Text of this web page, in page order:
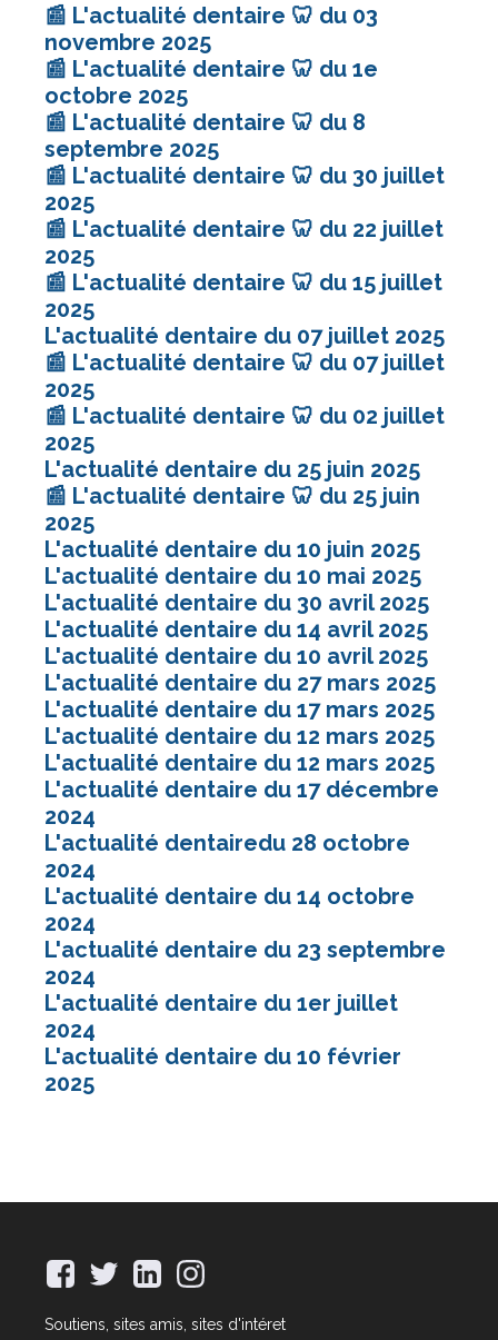
📰 L'actualité dentaire 🦷 du 03
novembre 2025
📰 L'actualité dentaire 🦷 du 1e
octobre 2025
📰 L'actualité dentaire 🦷 du 8
septembre 2025
📰 L'actualité dentaire 🦷 du 30 juillet
2025
📰 L'actualité dentaire 🦷 du 22 juillet
2025
📰 L'actualité dentaire 🦷 du 15 juillet
2025
L'actualité dentaire du 07 juillet 2025
📰 L'actualité dentaire 🦷 du 07 juillet
2025
📰 L'actualité dentaire 🦷 du 02 juillet
2025
L'actualité dentaire du 25 juin 2025
📰 L'actualité dentaire 🦷 du 25 juin
2025
L'actualité dentaire du 10 juin 2025
L'actualité dentaire du 10 mai 2025
L'actualité dentaire du 30 avril 2025
L'actualité dentaire du 14 avril 2025
L'actualité dentaire du 10 avril 2025
L'actualité dentaire du 27 mars 2025
L'actualité dentaire du 17 mars 2025
L'actualité dentaire du 12 mars 2025
L'actualité dentaire du 12 mars 2025
L'actualité dentaire du 17 décembre
2024
L'actualité dentairedu 28 octobre
2024
L'actualité dentaire du 14 octobre
2024
L'actualité dentaire du 23 septembre
2024
L'actualité dentaire du 1er juillet
2024
L'actualité dentaire du 10 février
2025
Soutiens, sites amis, sites d'intéret